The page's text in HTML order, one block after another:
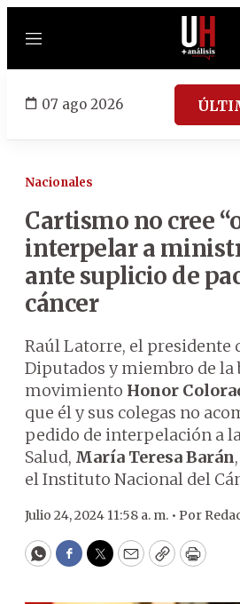
Menú
07 ago 2026
Nacionales
Cartismo no cree
interpelar a
ante suplicio de
cáncer
Raúl Latorre, el presidente
Diputados y miembro de la
movimiento Honor
que él y sus colegas no
pedido de interpelación a
Salud, María Teresa Barán
el Instituto Nacional del
Julio 24, 2024 11:58 a. m. • Por
WhatsApp
Facebook
Twitter
EmailCopyPrint